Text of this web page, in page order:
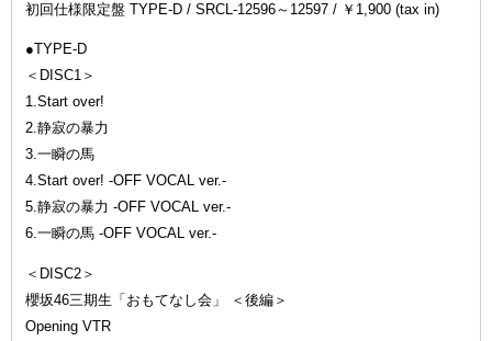
初回仕様限定盤 TYPE-D / SRCL-12596～12597 / ￥1,900 (tax in)
●TYPE-D
＜DISC1＞
1.Start over!
2.静寂の暴力
3.一瞬の馬
4.Start over! -OFF VOCAL ver.-
5.静寂の暴力 -OFF VOCAL ver.-
6.一瞬の馬 -OFF VOCAL ver.-
＜DISC2＞
櫻坂46三期生「おもてなし会」 ＜後編＞
Opening VTR